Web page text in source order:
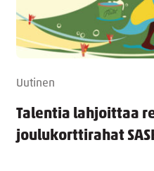
Uutinen
Talentia lahjoittaa
joulukorttirahat